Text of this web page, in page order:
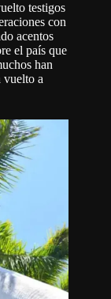
testigos
con
acentos
el país que
han
vuelto a